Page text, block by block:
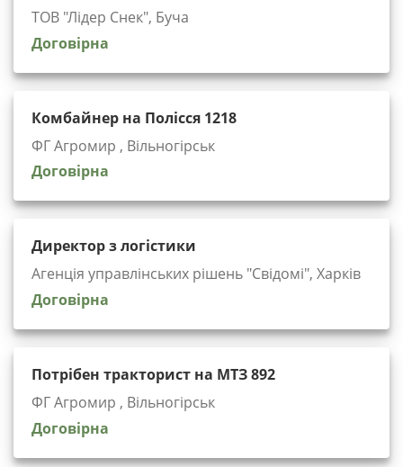
ТОВ "Лідер Снек", Буча
Договірна
Комбайнер на Полісся 1218
ФГ Агромир , Вільногірськ
Договірна
Директор з логістики
Агенція управлінських рішень "Cвідомі", Харків
Договірна
Потрібен тракторист на МТЗ 892
ФГ Агромир , Вільногірськ
Договірна